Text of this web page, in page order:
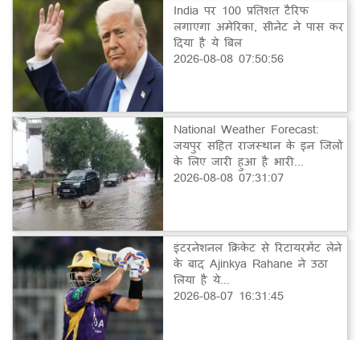
India पर 100 प्रतिशत टैरिफ
लगाएगा अमेरिका, सीनेट ने पास कर
दिया है ये बिल
2026-08-08 07:50:56
National Weather Forecast:
जयपुर सहित राजस्थान के इन जिलों
के लिए जारी हुआ है भारी...
2026-08-08 07:31:07
इंटरनेशनल क्रिकेट से रिटायरमेंट लेने
के बाद Ajinkya Rahane ने उठा
लिया है ये...
2026-08-07 16:31:45